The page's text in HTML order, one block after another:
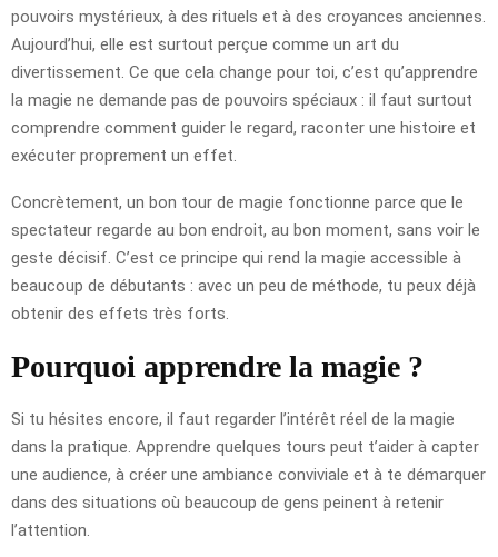
pouvoirs mystérieux, à des rituels et à des croyances anciennes.
Aujourd’hui, elle est surtout perçue comme un art du
divertissement. Ce que cela change pour toi, c’est qu’apprendre
la magie ne demande pas de pouvoirs spéciaux : il faut surtout
comprendre comment guider le regard, raconter une histoire et
exécuter proprement un effet.
Concrètement, un bon tour de magie fonctionne parce que le
spectateur regarde au bon endroit, au bon moment, sans voir le
geste décisif. C’est ce principe qui rend la magie accessible à
beaucoup de débutants : avec un peu de méthode, tu peux déjà
obtenir des effets très forts.
Pourquoi apprendre la magie ?
Si tu hésites encore, il faut regarder l’intérêt réel de la magie
dans la pratique. Apprendre quelques tours peut t’aider à capter
une audience, à créer une ambiance conviviale et à te démarquer
dans des situations où beaucoup de gens peinent à retenir
l’attention.